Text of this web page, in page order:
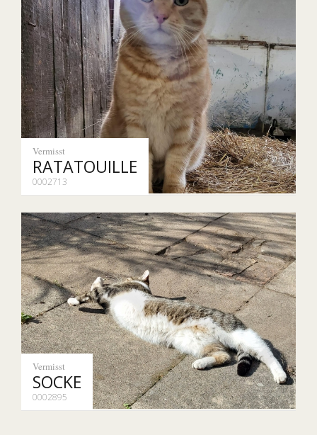
Vermisst
RATATOUILLE
0002713
Vermisst
SOCKE
0002895